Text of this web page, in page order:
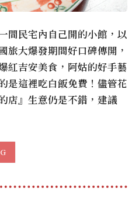
間民宅內自己開的小館，以
旅大爆發期間好口碑傳開，
紅吉安美食，阿姑的好手藝
是這裡吃白飯免費！儘管花
店』生意仍是不錯，建議